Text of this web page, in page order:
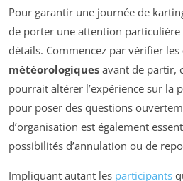
Pour garantir une journée de
de porter une attention particulière
détails. Commencez par vérifier les
météorologiques avant de partir,
pourrait altérer l’expérience sur la
pour poser des questions
d’organisation est également
possibilités d’annulation ou de
Impliquant autant les participants